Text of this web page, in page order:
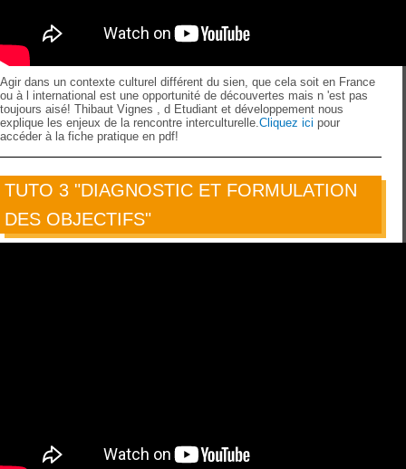
Agir dans un contexte culturel différent du sien, que cela soit en France
ou à l international est une opportunité de découvertes mais n 'est pas
toujours aisé! Thibaut Vignes , d Etudiant et développement nous
explique les enjeux de la rencontre interculturelle. Cliquez ici pour
accéder à la fiche pratique en pdf!
TUTO 3 "DIAGNOSTIC ET FORMULATION
DES OBJECTIFS"